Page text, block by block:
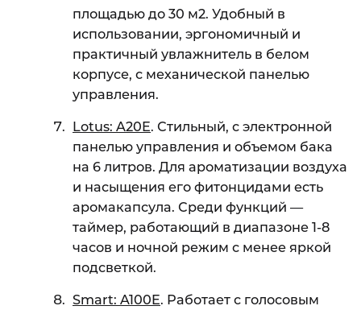
площадью до 30 м2. Удобный в
использовании, эргономичный и
практичный увлажнитель в белом
корпусе, с механической панелью
управления.
Lotus: A20E. Стильный, с электронной
панелью управления и объемом бака
на 6 литров. Для ароматизации воздуха
и насыщения его фитонцидами есть
аромакапсула. Среди функций —
таймер, работающий в диапазоне 1-8
часов и ночной режим с менее яркой
подсветкой.
Smart: A100E. Работает с голосовым